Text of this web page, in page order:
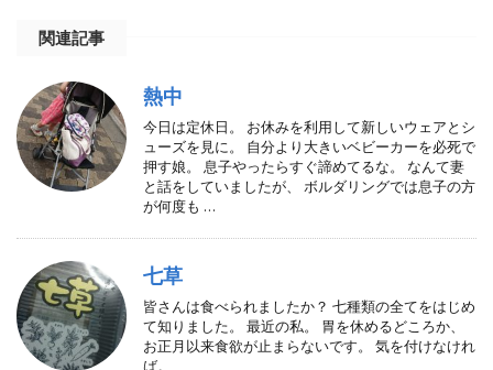
関連記事
熱中
今日は定休日。 お休みを利用して新しいウェアとシ
ューズを見に。 自分より大きいベビーカーを必死で
押す娘。 息子やったらすぐ諦めてるな。 なんて妻
と話をしていましたが、 ボルダリングでは息子の方
が何度も …
七草
皆さんは食べられましたか？ 七種類の全てをはじめ
て知りました。 最近の私。 胃を休めるどころか、
お正月以来食欲が止まらないです。 気を付けなけれ
ば。